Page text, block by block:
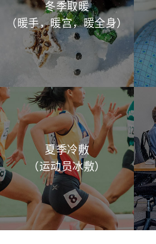
冬季取暖
（暖手，暖宫，暖全身）
夏季冷敷
（运动员冰敷）